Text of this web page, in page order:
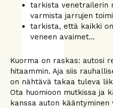
tarkista venetrailerin
varmista jarrujen
tarkista, että kaikki
veneen avaimet...
Kuorma on raskas: autosi
hitaammin. Aja siis
on nähtävä takaa tuleva
Ota huomioon mutkissa ja
kanssa auton kääntyminen